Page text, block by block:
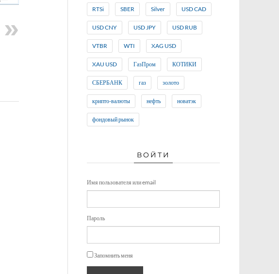
RTSi SBER Silver USD CAD
USD CNY USD JPY USD RUB
VTBR WTI XAG USD
XAU USD ГазПром КОТИКИ
СБЕРБАНК газ золото
крипто-валюты нефть новатэк
фондовый рынок
ВОЙТИ
Имя пользователя или email
Пароль
Запомнить меня